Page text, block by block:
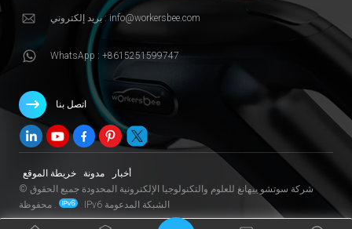
بريد إلكتروني : info@workersbee.com
WhatsApp : +8615251599747
اتصل بنا
خريطة الموقع مدونة
أخبار
© شركة سوتشو ييهانغ للعلوم والتكنولوجيا الإلكترونية المحدودة جميع الحقوق
محفوظة .
IPv6 الشبكة المدعومة